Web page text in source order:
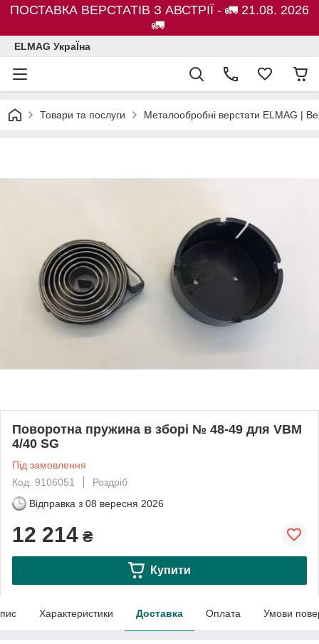
ПОСТАВКА ВЕРСТАТІВ З АВСТРІЇ - 🚛 21.08. 2026
🚛
ELMAG УкраЇна
Товари та послуги Металообробні верстати ELMAG |
Поворотна пружина в зборі № 48-49 для VBM
4/40 SG
Під замовлення
Код: 9106051
Роздріб
Відправка з 08 вересня 2026
12 214 ₴
Купити
Характеристики Доставка Оплата Умови